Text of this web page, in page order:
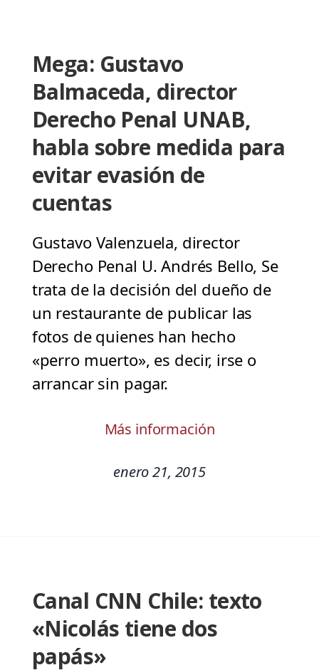
Mega: Gustavo
Balmaceda, director
Derecho Penal UNAB,
habla sobre medida para
evitar evasión de
cuentas
Gustavo Valenzuela, director
Derecho Penal U. Andrés Bello, Se
trata de la decisión del dueño de
un restaurante de publicar las
fotos de quienes han hecho
«perro muerto», es decir, irse o
arrancar sin pagar.
Más información
enero 21, 2015
Canal CNN Chile: texto
«Nicolás tiene dos
papás»